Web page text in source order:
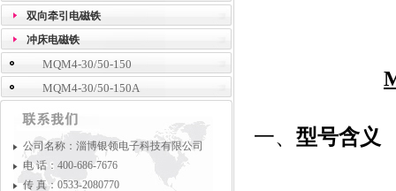
双向牵引电磁铁
冲床电磁铁
MQM4-30/50-150
MQM4-30/50-150A
公司名称：淄博银领电子科技有限公司
电 话：400-686-7676
传 真：0533-2080770
一、 型号含义